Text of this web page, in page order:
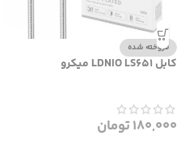
فروخته شده
کابل LDNIO LS651 میکرو
180,000تومان